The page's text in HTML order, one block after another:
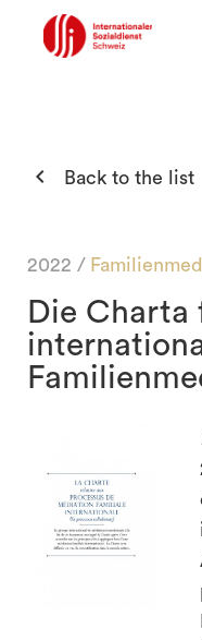
 Back to the list
2022 /
Die Charta